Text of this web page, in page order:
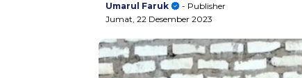
Umarul Faruk
- Publisher
Jumat, 22 Desember 2023